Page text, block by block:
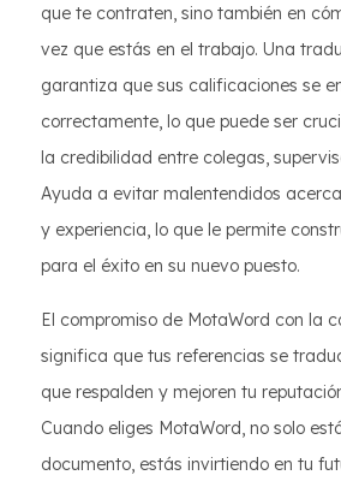
que te contraten, sino también en
vez que estás en el trabajo. Una
garantiza que sus calificaciones se
correctamente, lo que puede ser
la credibilidad entre colegas,
Ayuda a evitar malentendidos
y experiencia, lo que le permite
para el éxito en su nuevo puesto.
El compromiso de MotaWord con la
significa que tus referencias se
que respalden y mejoren tu
Cuando eliges MotaWord, no solo
documento, estás invirtiendo en tu